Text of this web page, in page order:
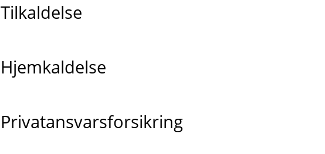
Tilkaldelse
Hjemkaldelse
Privatansvarsforsikring